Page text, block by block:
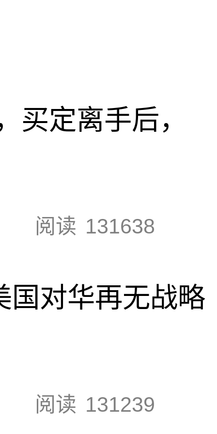
买定离手后，
阅读 131638
国对华再无战略
阅读 131239